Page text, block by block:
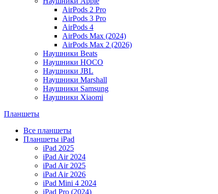
AirPods 2 Pro
AirPods 3 Pro
AirPods 4
AirPods Max (2024)
AirPods Max 2 (2026)
Наушники Beats
Наушники HOCO
Наушники JBL
Наушники Marshall
Наушники Samsung
Наушники Xiaomi
Планшеты
Все планшеты
Планшеты iPad
iPad 2025
iPad Air 2024
iPad Air 2025
iPad Air 2026
iPad Mini 4 2024
iPad Pro (2024)